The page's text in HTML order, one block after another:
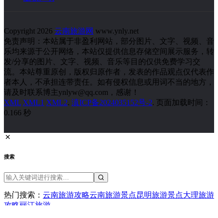
Copyright 2026 云南旅游网 www.ynly.net
免责声明：本站属于非盈利网站，部分图片、文字、视频、音
乐均来源于公开网络，本站仅提供信息存储空间展示服务，转
发/分享的图片、文字、视频、音乐等目的仅供免费学习交
流。本站尊重原创，版权归原作者，发表的作品观点仅代表作
者本人，不承担连带责任。如有侵权信息或用词不当的地方，
请及时联系博主ynlyw@qq.com，感谢！
XML XML1 XML2. 滇ICP备2024035152号-2. 页面加载时间：
0.166 秒
搜索
热门搜索： 云南旅游攻略云南旅游景点昆明旅游景点大理旅游
攻略丽江旅游